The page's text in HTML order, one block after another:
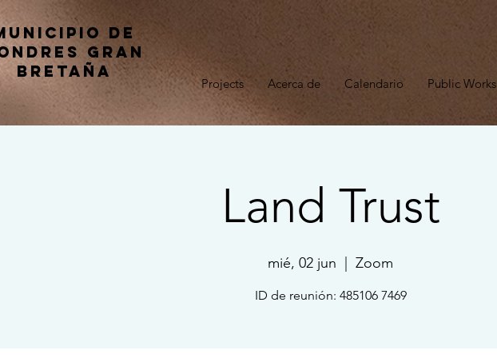
de
Gran
Bretaña
Projects Acerca de Calendario Public Works
Land Trust
mié, 02 jun Zoom
ID de reunión: 485106 7469